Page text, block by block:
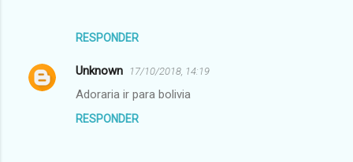
RESPONDER
Unknown 17/10/2018, 14:19
Adoraria ir para bolivia
RESPONDER